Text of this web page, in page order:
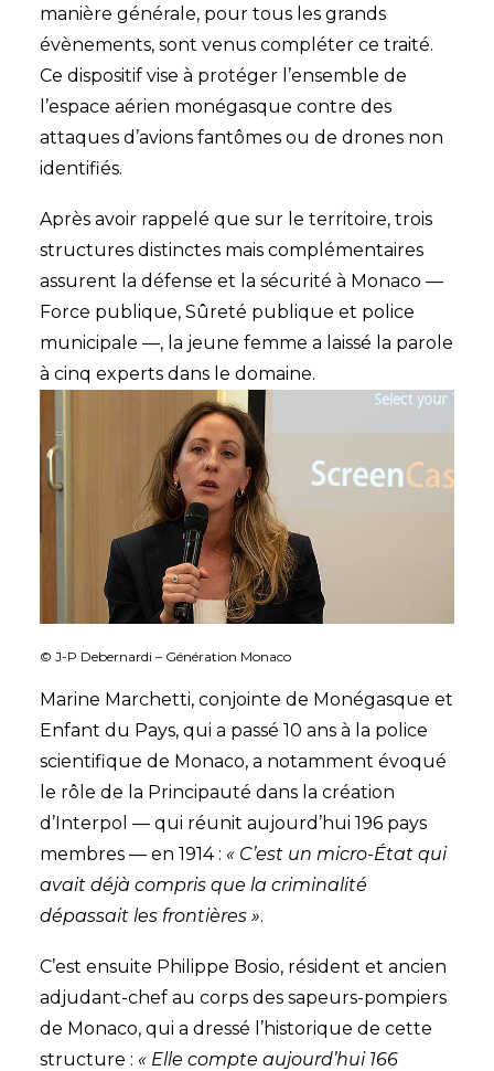
manière générale, pour tous les grands
évènements, sont venus compléter ce traité.
Ce dispositif vise à protéger l’ensemble de
l’espace aérien monégasque contre des
attaques d’avions fantômes ou de drones non
identifiés.
Après avoir rappelé que sur le territoire, trois
structures distinctes mais complémentaires
assurent la défense et la sécurité à Monaco —
Force publique, Sûreté publique et police
municipale —, la jeune femme a laissé la parole
à cinq experts dans le domaine.
© J-P Debernardi – Génération Monaco
Marine Marchetti, conjointe de Monégasque et
Enfant du Pays, qui a passé 10 ans à la police
scientifique de Monaco, a notamment évoqué
le rôle de la Principauté dans la création
d’Interpol — qui réunit aujourd’hui 196 pays
membres — en 1914 : « C’est un micro-État qui
avait déjà compris que la criminalité
dépassait les frontières ».
C’est ensuite Philippe Bosio, résident et ancien
adjudant-chef au corps des sapeurs-pompiers
de Monaco, qui a dressé l’historique de cette
structure : « Elle compte aujourd’hui 166